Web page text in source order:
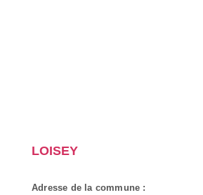
LOISEY
Adresse de la commune :